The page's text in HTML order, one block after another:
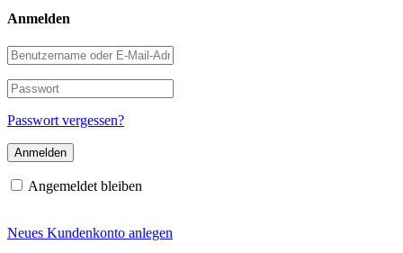
Anmelden
Benutzername
oder
E-
Mail-
Adresse
Passwort
Passwort vergessen?
Angemeldet bleiben
Neues Kundenkonto anlegen